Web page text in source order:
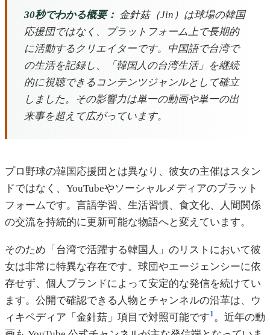
30秒でわかる概要： 金針菇（Jin）は球場の韓国
応援団ではなく、プラットフォーム上で長期的
に活動するクリエイターです。中国語で台湾で
の生活を記録し、「韓国人の台湾生活」を継続
的に視聴できるコンテンツジャンルとして確立
しました。その影響力は単一の動画や単一の出
来事を超えて広がっています。
プロ野球の韓国応援団とは異なり、彼女の主催はスタン
ドではなく、YouTubeやソーシャルメディアのプラット
フォームです。言語学習、生活習慣、食文化、人間関係
の交流を持続的に更新可能な物語へと変えています。
そのため「台湾で活躍する韓国人」のリストにおいて彼
女は非常に特異な存在です。球団やエージェンシーに依
存せず、個人ブランドによって安定的な発信を続けてい
ます。公開で確認できる人物とチャンネルの沿革は、ウ
ィキペディア「金針菇」項目で対照可能です1 。近年の動